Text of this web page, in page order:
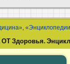
,
ОТ Здоровья.